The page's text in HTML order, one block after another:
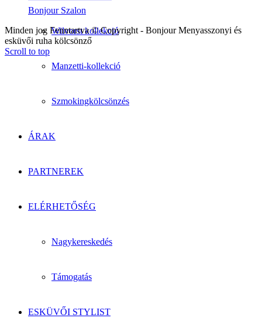
Wilvorst kollekció
Manzetti-kollekció
Szmokingkölcsönzés
ÁRAK
PARTNEREK
ELÉRHETŐSÉG
Nagykereskedés
Támogatás
ESKÜVŐI STYLIST
Bonjour Szalon
Minden jog Fenntartva © Copyright - Bonjour Menyasszonyi és
esküvői ruha kölcsönző
Scroll to top